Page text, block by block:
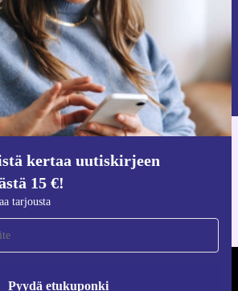
kertaa uutiskirjeen
15 €!
tarjousta
Pyydä etukuponki
Pyydä etukuponki
käytöstä löydättietosuojaselosteestamme.
iOS:lle ja Androidille